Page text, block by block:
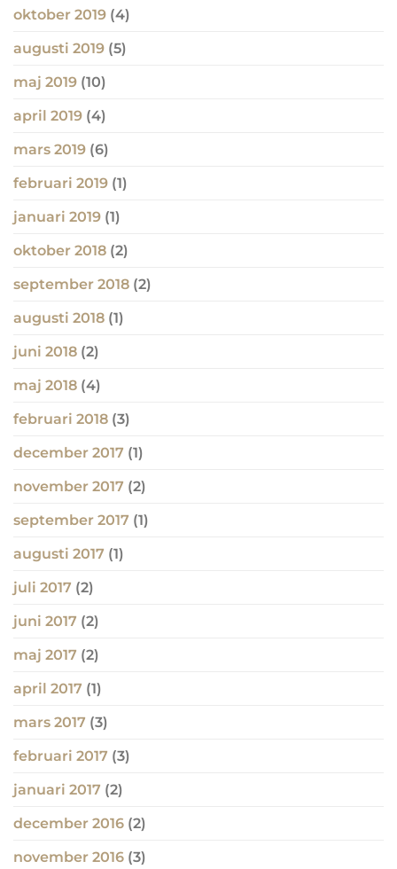
oktober 2019 (4)
augusti 2019 (5)
maj 2019 (10)
april 2019 (4)
mars 2019 (6)
februari 2019 (1)
januari 2019 (1)
oktober 2018 (2)
september 2018 (2)
augusti 2018 (1)
juni 2018 (2)
maj 2018 (4)
februari 2018 (3)
december 2017 (1)
november 2017 (2)
september 2017 (1)
augusti 2017 (1)
juli 2017 (2)
juni 2017 (2)
maj 2017 (2)
april 2017 (1)
mars 2017 (3)
februari 2017 (3)
januari 2017 (2)
december 2016 (2)
november 2016 (3)